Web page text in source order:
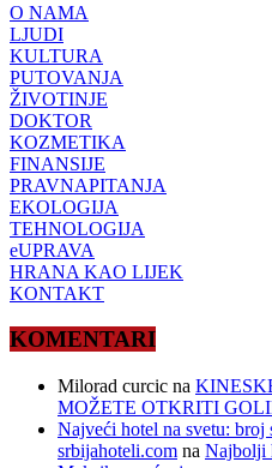
O NAMA
LJUDI
KULTURA
PUTOVANJA
ŽIVOTINJE
DOKTOR
KOZMETIKA
FINANSIJE
PRAVNAPITANJA
EKOLOGIJA
TEHNOLOGIJA
eUPRAVA
HRANA KAO LIJEK
KONTAKT
KOMENTARI
Milorad curcic na
MOŽETE OTKRITI
Najveći hotel na svetu:
srbijahoteli.com na Najbolji